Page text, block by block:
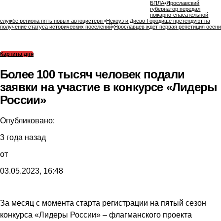
БПЛА•Ярославский
губернатор передал
пожарно-спасательной
службе региона пять новых автоцистерн •Некоуз и Диево-Городище претендуют на
получение статуса исторических поселений•Ярославцев ждет первая репетиция осени
Картина дня
Более 100 тысяч человек подали
заявки на участие в конкурсе «Лидеры
России»
Опубликовано:
3 года назад
от
03.05.2023, 16:48
За месяц с момента старта регистрации на пятый сезон
конкурса «Лидеры России» – флагманского проекта